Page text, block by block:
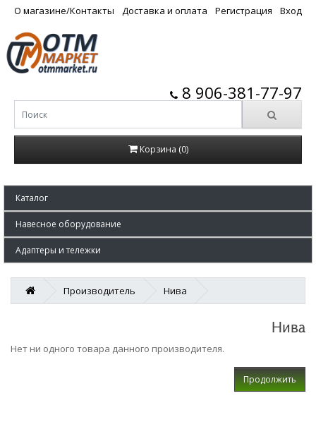
О магазине/Контакты Доставка и оплата Регистрация Вход
8 906-381-77-97
Корзина (0)
Каталог
Навесное оборудование
Адаптеры и тележки
Производитель Нива
Нива
Нет ни одного товара данного производителя.
Продолжить